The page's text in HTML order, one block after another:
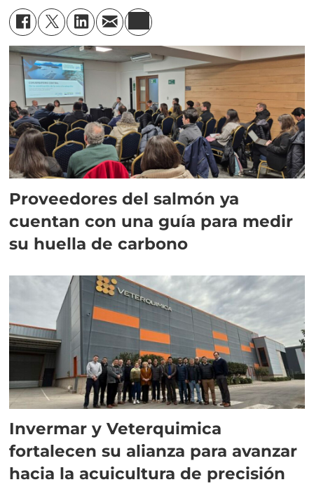
Proveedores del salmón ya
cuentan con una guía para medir
su huella de carbono
Invermar y Veterquimica
fortalecen su alianza para avanzar
hacia la acuicultura de precisión